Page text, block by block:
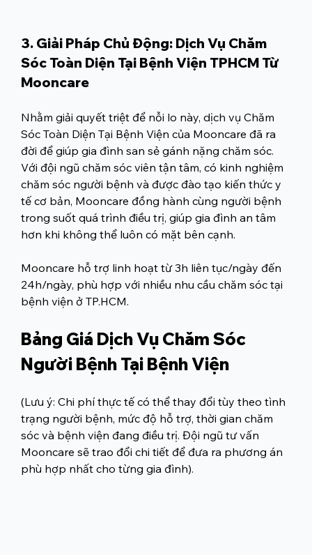
3. Giải Pháp Chủ Động: Dịch Vụ Chăm
Sóc Toàn Diện Tại Bệnh Viện TPHCM Từ
Mooncare
Nhằm giải quyết triệt để nỗi lo này, dịch vụ Chăm
Sóc Toàn Diện Tại Bệnh Viện của Mooncare đã ra
đời để giúp gia đình san sẻ gánh nặng chăm sóc.
Với đội ngũ chăm sóc viên tận tâm, có kinh nghiệm
chăm sóc người bệnh và được đào tạo kiến thức y
tế cơ bản, Mooncare đồng hành cùng người bệnh
trong suốt quá trình điều trị, giúp gia đình an tâm
hơn khi không thể luôn có mặt bên cạnh.
Mooncare hỗ trợ linh hoạt từ 3h liên tục/ngày đến
24h/ngày, phù hợp với nhiều nhu cầu chăm sóc tại
bệnh viện ở TP.HCM.
Bảng Giá Dịch Vụ Chăm Sóc
Người Bệnh Tại Bệnh Viện
(Lưu ý: Chi phí thực tế có thể thay đổi tùy theo tình
trạng người bệnh, mức độ hỗ trợ, thời gian chăm
sóc và bệnh viện đang điều trị. Đội ngũ tư vấn
Mooncare sẽ trao đổi chi tiết để đưa ra phương án
phù hợp nhất cho từng gia đình).